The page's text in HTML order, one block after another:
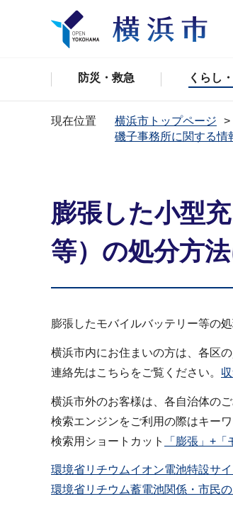
防災・救急 くらし
現在位置 横浜市トップページ
磯子事務所に関する情
膨張した小型
等）の処分方
膨張したモバイルバッテリー等の
横浜市内にお住まいの方は、各区
連絡先はこちらをご覧ください。
横浜市外のお客様は、各自治体の
検索エンジンをご利用の際はキー
検索用ショートカット
「膨張」+
環境省リチウムイオン電池特設サイ
環境省リチウム蓄電池関係・市民